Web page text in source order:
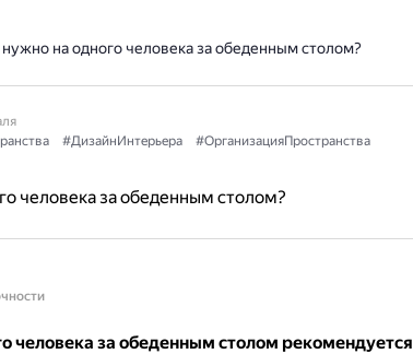
на одного человека за обеденным столом?
#ДизайнИнтерьера
#ОрганизацияПространства
человека за обеденным столом?
человека за обеденным столом рекомендуется